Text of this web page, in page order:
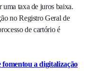
taxa de juros baixa.
no Registro Geral de
de cartório é
fomentou a digitalização